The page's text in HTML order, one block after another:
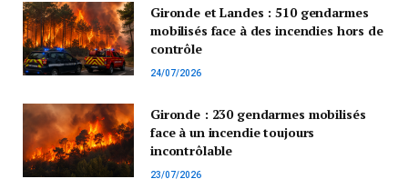
Gironde et Landes : 510 gendarmes
mobilisés face à des incendies hors de
contrôle
24/07/2026
Gironde : 230 gendarmes mobilisés
face à un incendie toujours
incontrôlable
23/07/2026